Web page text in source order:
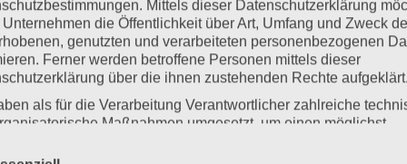
fördern wir das in den Klassen besonders durch
Ziel- und Ergebnisorientierung, die
auch dazu, dass das Bearbeiten von Aufgaben
Sie auf Elternsprechtagen, über
Sie über die Bereiche, die damit gemeint sind
à lesen Sie dazu weiter unter S – Soziale Oase und
Mittels dieser Datenschutzerklärung
Unternehmen die Öffentlichkeit über Art, Umfang und Zweck
genutzten und verarbeiteten personenbezogenen
Ferner werden betroffene Personen mittels dieser
über die ihnen zustehenden Rechte aufgeklärt.
als für die Verarbeitung Verantwortlicher zahlreiche
Maßnahmen umgesetzt, um einen möglichst
Daten sicherzustellen. Dennoch können